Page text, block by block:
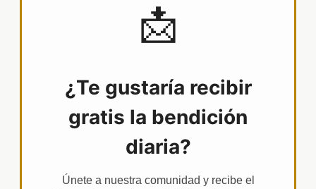
📩
¿Te gustaría recibir
gratis la bendición
diaria?
Únete a nuestra comunidad y recibe el